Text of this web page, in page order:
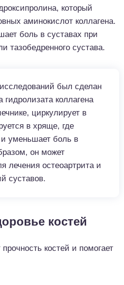
который
аминокислот коллагена.
боль в суставах при
тазобедренного сустава.
был сделан
гидролизата коллагена
циркулирует в
в хряще, где
и уменьшает боль в
он может
лечения остеоартрита и
суставов.
костей
костей и помогает